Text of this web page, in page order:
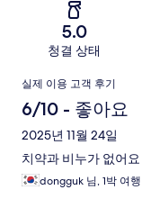
5.0
청결 상태
이
용
후
기
실제 이용 고객 후기
6/10 - 좋아요
2025년 11월 24일
치약과 비누가 없어요
dongguk 님, 1박 여행